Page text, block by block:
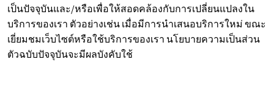
เป็นปัจจุบันและ/หรือเพื่อให้สอดคล้องกับการเปลี่ยนแปลงใน
บริการของเรา ตัวอย่างเช่น เมื่อมีการนำเสนอบริการใหม่ ขณะ
เยี่ยมชมเว็บไซต์หรือใช้บริการของเรา นโยบายความเป็นส่วน
ตัวฉบับปัจจุบันจะมีผลบังคับใช้